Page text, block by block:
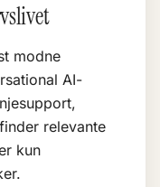
modne
AI-
relevante
kun